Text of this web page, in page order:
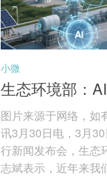
小微
生态环境部：
多个生态环境
图片来源于网络，如
讯3月30日电，3月
行新闻发布会，生态
志斌表示，近年来我